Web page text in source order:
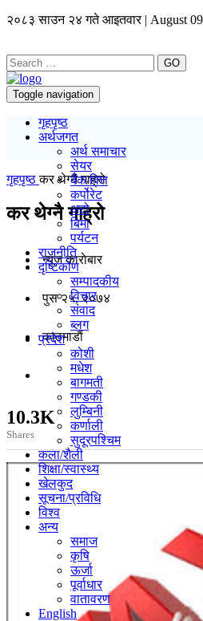
२०८३ साउन २४ गते आइतवार | August
GO
Toggle navigation
गृहपृष्ठ
अर्थजगत
अर्थ समाचार
सेयर
बैंक/वित्त
कर्पोरेट
अटो
बिमा
पर्यटन
राजनीति
दृष्टिकोण
सम्पादकीय
विचार
संवाद
ब्लग
प्रदेश
कोशी
मधेश
बागमती
गण्डकी
लुम्बिनी
कर्णाली
सुदूरपश्चिम
कला/शैली
शिक्षा/स्वास्थ्य
खेलकुद
सूचना/प्रविधि
विश्व
अन्य
समाज
कृषि
ऊर्जा
पूर्वाधार
वातावरण
English
गृहपृष्ठकर थेग्नै गाह्रो
कर थेग्नै गाह्रो
न्यूज काराेबार
पुस २५, २०७४
काठमाडाैं
10.3K
Shares